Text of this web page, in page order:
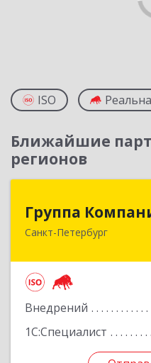
ISO
Ближайшие
регионов
Группа
Санкт-Петербург
Внедрений
1С:Специалист
Группа
195112, Санкт-